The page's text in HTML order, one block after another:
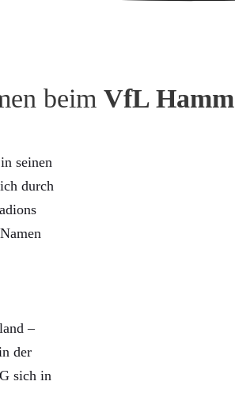
beim VfL Hamm
seinen
durch
–
der
sich in